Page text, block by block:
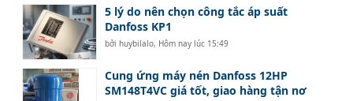
5 lý do nên chọn công tắc áp suất
Danfoss KP1
bởihuybilalo, Hôm nay lúc 15:49
Cung ứng máy nén Danfoss 12HP
SM148T4VC giá tốt, giao hàng tận nơ